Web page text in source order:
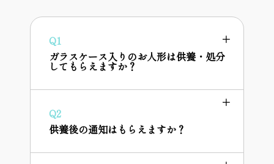
Q1
ガラスケース入りのお人形は供養・処分
してもらえますか？
Q2
供養後の通知はもらえますか？